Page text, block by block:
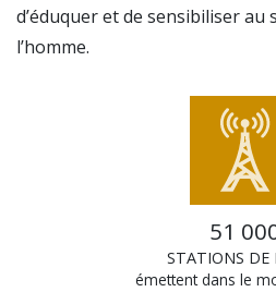
d’éduquer et de sensibiliser au
l’homme.
51
STATIONS DE
émettent dans le